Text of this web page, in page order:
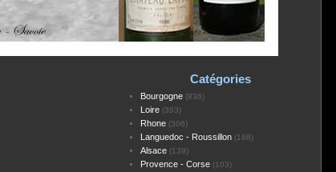
Catégories
Bourgogne(836)
Loire(393)
Rhone(306)
Languedoc - Roussillon(188)
Alsace(139)
Provence - Corse(103)